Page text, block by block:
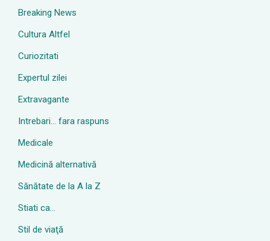
Breaking News
Cultura Altfel
Curiozitati
Expertul zilei
Extravagante
Intrebari… fara raspuns
Medicale
Medicină alternativă
Sănătate de la A la Z
Stiati ca…
Stil de viaţă